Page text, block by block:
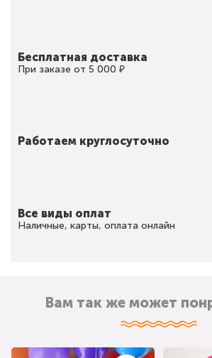
Бесплатная доставка
При заказе от 5 000 ₽
Работаем круглосуточно
Все виды оплат
Наличные, карты, оплата онлайн
Вам так же может